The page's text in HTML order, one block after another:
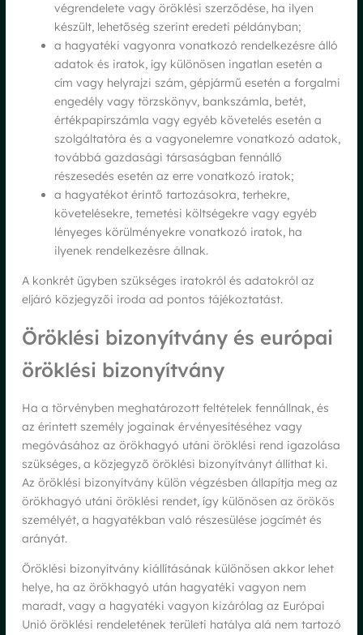
végrendelete vagy öröklési szerződése, ha ilyen
készült, lehetőség szerint eredeti példányban;
a hagyatéki vagyonra vonatkozó rendelkezésre álló
adatok és iratok, így különösen ingatlan esetén a
cím vagy helyrajzi szám, gépjármű esetén a forgalmi
engedély vagy törzskönyv, bankszámla, betét,
értékpapírszámla vagy egyéb követelés esetén a
szolgáltatóra és a vagyonelemre vonatkozó adatok,
továbbá gazdasági társaságban fennálló
részesedés esetén az erre vonatkozó iratok;
a hagyatékot érintő tartozásokra, terhekre,
követelésekre, temetési költségekre vagy egyéb
lényeges körülményekre vonatkozó iratok, ha
ilyenek rendelkezésre állnak.
A konkrét ügyben szükséges iratokról és adatokról az
eljáró közjegyzői iroda ad pontos tájékoztatást.
Öröklési bizonyítvány és európai
öröklési bizonyítvány
Ha a törvényben meghatározott feltételek fennállnak, és
az érintett személy jogainak érvényesítéséhez vagy
megóvásához az örökhagyó utáni öröklési rend igazolása
szükséges, a közjegyző öröklési bizonyítványt állíthat ki.
Az öröklési bizonyítvány külön végzésben állapítja meg az
örökhagyó utáni öröklési rendet, így különösen az örökös
személyét, a hagyatékban való részesülése jogcímét és
arányát.
Öröklési bizonyítvány kiállításának különösen akkor lehet
helye, ha az örökhagyó után hagyatéki vagyon nem
maradt, vagy a hagyatéki vagyon kizárólag az Európai
Unió öröklési rendeletének területi hatálya alá nem tartozó